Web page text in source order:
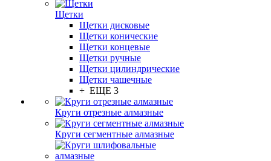
Щетки
Щетки дисковые
Щетки конические
Щетки концевые
Щетки ручные
Щетки цилиндрические
Щетки чашечные
+ ЕЩЕ 3
Круги отрезные алмазные
Круги сегментные алмазные